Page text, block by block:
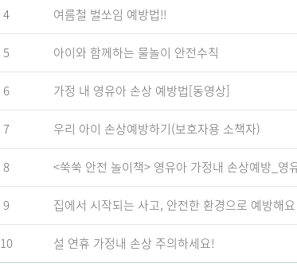
4 여름철 벌쏘임 예방법!!
5 아이와 함께하는 물놀이 안전수칙
6 가정 내 영유아 손상 예방법[동영상]
7 우리 아이 손상예방하기(보호자용 소책자)
8 <쑥쑥 안전 놀이책> 영유아 가정내 손상예방_영
9 집에서 시작되는 사고, 안전한 환경으로 예방해요
10 설 연휴 가정내 손상 주의하세요!